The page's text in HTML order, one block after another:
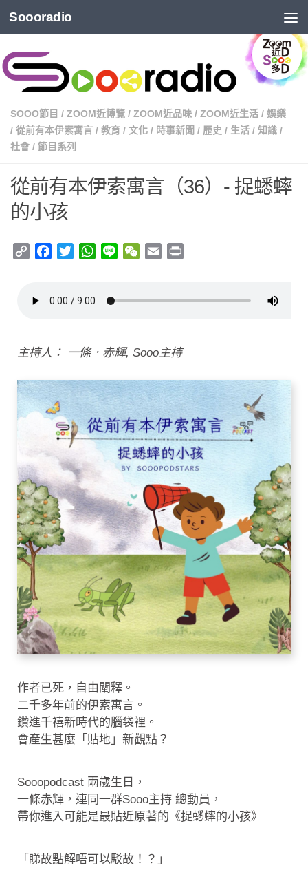
Soooradio
SOOO節目 / ZOOM近博覽 / ZOOM近品味 / ZOOM近生活 / 娛樂
/ 從前有本伊索寓言 / 教育 / 文化 / 時事新聞 / 歷史 / 生活 / 知識 /
社會 / 節目系列
從前有本伊索寓言（36）- 捉蟋蟀
的小孩
Copy
Facebook
TwitterWhatsApp
Line WeChat
Email
主持人： 一條．赤輝, Sooo主持
作者已死，自由闡釋。
二千多年前的伊索寓言。
鑽進千禧新時代的腦袋裡。
會產生甚麼「貼地」新觀點？
Sooopodcast 兩歲生日，
一條赤輝，連同一群Sooo主持 總動員，
帶你進入可能是最貼近原著的《捉蟋蟀的小孩》
「睇故點解唔可以駁故！？」